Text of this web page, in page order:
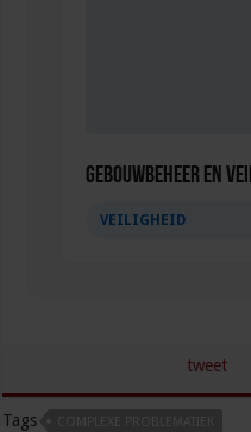
Gebouwbeheer en
VEILIGHEID
tweet
Tags